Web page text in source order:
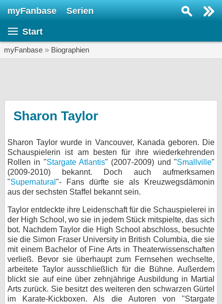
myFanbase Serien
Start
myFanbase » Biographien
Sharon Taylor
Sharon Taylor wurde in Vancouver, Kanada geboren. Die
Schauspielerin ist am besten für ihre wiederkehrenden
Rollen in "Stargate Atlantis" (2007-2009) und "Smallville"
(2009-2010) bekannt. Doch auch aufmerksamen
"Supernatural "- Fans dürfte sie als Kreuzwegsdämonin
aus der sechsten Staffel bekannt sein.
Taylor entdeckte ihre Leidenschaft für die Schauspielerei in
der High School, wo sie in jedem Stück mitspielte, das sich
bot. Nachdem Taylor die High School abschloss, besuchte
sie die Simon Fraser University in British Columbia, die sie
mit einem Bachelor of Fine Arts in Theaterwissenschaften
verließ. Bevor sie überhaupt zum Fernsehen wechselte,
arbeitete Taylor ausschließlich für die Bühne. Außerdem
blickt sie auf eine über zehnjährige Ausbildung in Martial
Arts zurück. Sie besitzt des weiteren den schwarzen Gürtel
im Karate-Kickboxen. Als die Autoren von "Stargate
KULTUR
Specials
SERVICE
Gewinnspiele
Forum
bei X
bei Facebook
Kontakt